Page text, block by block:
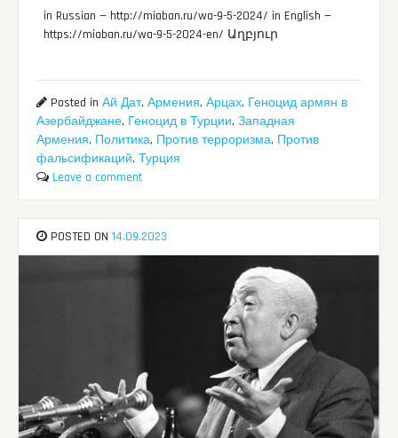
in Russian — http://miaban.ru/wa-9-5-2024/ in English —
https://miaban.ru/wa-9-5-2024-en/ Աղբյուր
Posted inАй Дат,Армения,Арцах, Геноцид армян в
Азербайджане, Геноцид в Турции,Западная
Армения, Политика, Против терроризма, Против
фальсификаций,Турция
Leave a comment
POSTED ON14.09.2023